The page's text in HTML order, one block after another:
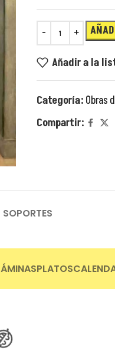
Añadir a la
Categoría: Obras
Compartir:
SOPORTES
PLATOS